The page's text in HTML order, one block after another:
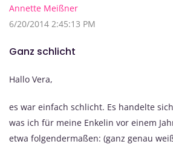
Annette Meißner
6/20/2014 2:45:13 PM
Ganz schlicht
Hallo Vera,
es war einfach schlicht. Es handelte
was ich für meine Enkelin vor einem
etwa folgendermaßen: (ganz genau